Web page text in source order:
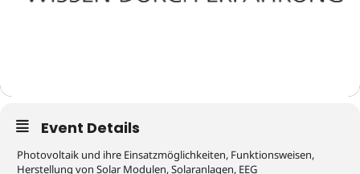
Event Details
Photovoltaik und ihre Einsatzmöglichkeiten, Funktionsweisen,
Herstellung von Solar Modulen, Solaranlagen, EEG